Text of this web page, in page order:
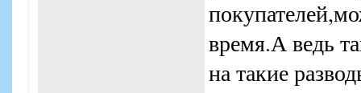
время.А ведь
на такие